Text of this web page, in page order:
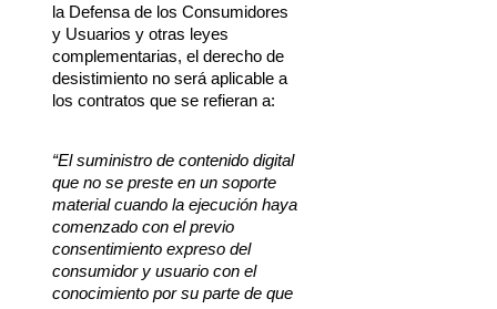
la Defensa de los Consumidores
y Usuarios y otras leyes
complementarias, el derecho de
desistimiento no será aplicable a
los contratos que se refieran a:
“El suministro de contenido digital
que no se preste en un soporte
material cuando la ejecución haya
comenzado con el previo
consentimiento expreso del
consumidor y usuario con el
conocimiento por su parte de que